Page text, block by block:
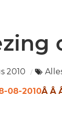
2010
08-2010Â Â